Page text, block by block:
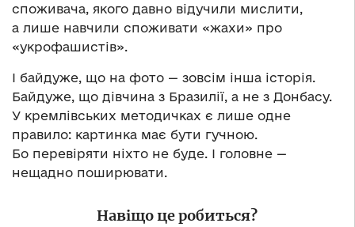
споживача, якого давно відучили мислити,
а лише навчили споживати «жахи» про
«укрофашистів».
І байдуже, що на фото — зовсім інша історія.
Байдуже, що дівчина з Бразилії, а не з Донбасу.
У кремлівських методичках є лише одне
правило: картинка має бути гучною.
Бо перевіряти ніхто не буде. І головне —
нещадно поширювати.
Навіщо це робиться?